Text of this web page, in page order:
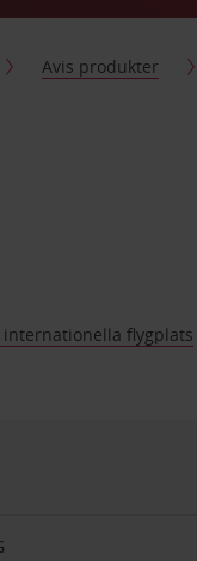
Avis produkter
internationella flygplats